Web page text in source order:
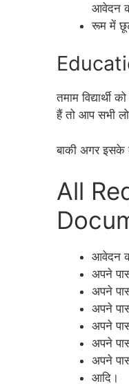
आवेदन
रूम में
तमाम
हैं तो आप सभी
बाकी अगर इसके
All
आवेदन
अपने
अपने
अपने
अपने
अपने
अपने
आदि।